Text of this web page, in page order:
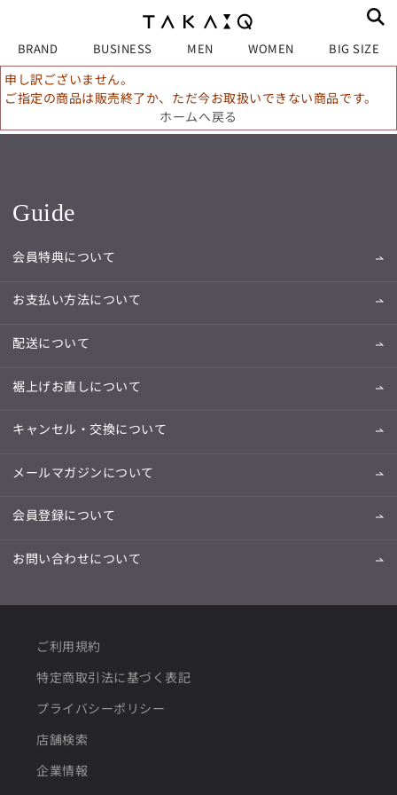
BRAND BUSINESS MEN WOMEN BIG SIZE
申し訳ございません。
ご指定の商品は販売終了か、ただ今お取扱いできない商品です。
ホームへ戻る
Guide
会員特典について
お支払い方法について
配送について
裾上げお直しについて
キャンセル・交換について
メールマガジンについて
会員登録について
お問い合わせについて
ご利用規約
特定商取引法に基づく表記
プライバシーポリシー
店舗検索
企業情報